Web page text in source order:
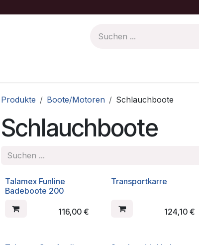
Produkte Boote/Motoren Schlauchboote
Schlauchboote
Talamex Funline
Badeboote 200
116,00 €
Transportkarre
124,10 €